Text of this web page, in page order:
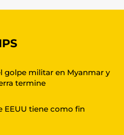
golpe militar en Myanmar y
termine
EEUU tiene como fin